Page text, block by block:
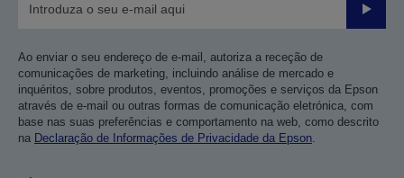
Enviar
Ao enviar o seu endereço de e-mail, autoriza a receção de
comunicações de marketing, incluindo análise de mercado e
inquéritos, sobre produtos, eventos, promoções e serviços da Epson
através de e-mail ou outras formas de comunicação eletrónica, com
base nas suas preferências e comportamento na web, como descrito
na Declaração de Informações de Privacidade da Epson.